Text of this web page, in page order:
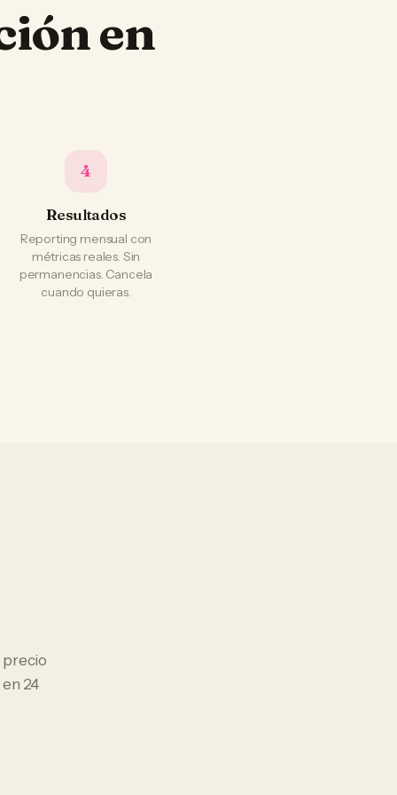
en
4
Resultados
Reporting mensual con
métricas reales. Sin
permanencias. Cancela
cuando quieras.
precio
24